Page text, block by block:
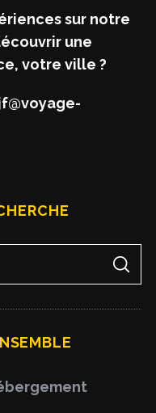
sur notre
une
votre ville ?
S
A
C